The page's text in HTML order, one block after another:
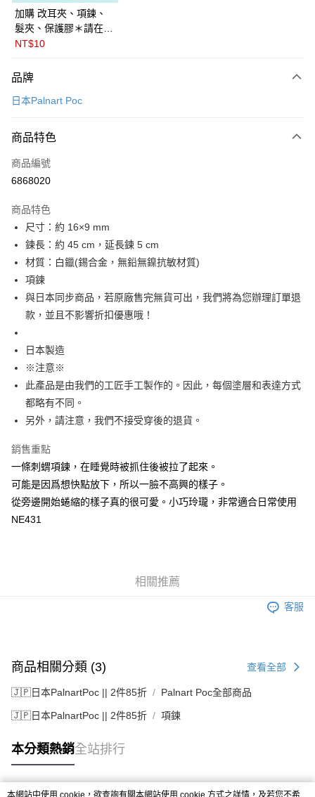
全盈+PAY
ATM付款
每筆NT$60
付款後萊爾富取貨
付款後7-11取貨
宅配
每筆NT$60，滿NT$1,000(含以上)免運費
海外配送
加購 改耳夾、項鍊、
髮夾、保護膠＊請在訂
單備註商品及欲修改的
PalnartPoc + 🇬🇧英國
FABLE 寓言
NT$10
品牌
日本Palnart Poc
商品特色
商品編號
6868020
商品特色
尺寸：約 16×9 mm
鍊長：約 45 cm，延長鍊 5 cm
材質：白鑞(錫合金，無鉛無鎳抗敏材質)
項鍊
與日本同步商品，若原廠售完無貨可出，我們將為您辦理訂單退
款，並且不影響折扣優惠哦！
日本製造
※注意※
此產品是由我們的工匠手工製作的。因此，每個塗層和表達方式
都略有不同。
另外，請注意，我們不接受穿後的退貨。
銷售重點
一條刺蝟項鍊，在睡覺時被抓住後被拉了起來。
可能是因爲想快點放下，所以一臉不高興的樣子。
從旁邊開始蜷縮的樣子真的很可愛。小巧玲瓏，非常適合日常使用
NE431
相關推薦
客服
商品相關分類 (3) 查看全部
🇯🇵日本PalnartPoc || 2件85折 Palnart Poc全部商品
🇯🇵日本PalnartPoc || 2件85折 項鍊
本分類熱銷全站排行
本網站中使用 cookie，欲查詢有關本網站使用 cookie 方式之詳情，及若您不希